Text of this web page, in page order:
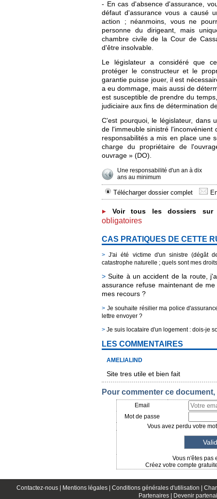
- En cas d'absence d'assurance,
défaut d'assurance vous a causé
action ; néanmoins, vous ne
personne du dirigeant, mais
chambre civile de la Cour de
d'être insolvable.
Le législateur a considéré que
protéger le constructeur et le
garantie puisse jouer, il est
a eu dommage, mais aussi de
est susceptible de prendre du
judiciaire aux fins de détermination
C'est pourquoi, le législateur, dans
de l'immeuble sinistré
responsabilités a mis en place une
charge du propriétaire de
ouvrage » (DO).
Une responsabilité d'un an à dix
ans au minimum
Télécharger dossier complet
Voir tous les dossiers
obligatoires
CAS PRATIQUES DE CETTE
> J'ai été victime d'un sinistre (dégât
catastrophe naturelle ; quels sont mes
> Suite à un accident de la route,
assurance refuse maintenant de
mes recours ?
> Je souhaite résilier ma police
lettre envoyer ?
> Je suis locataire d'un logement : dois-je
LES COMMENTAIRES
AMELIALIND
Site tres utile et bien fait
Pour commenter ce
Email
Mot de passe
Vous avez perdu votre
Vous n'êtes pas
Créez votre compte
Contactez-nous | Mentions légales | Conditions générales d'utilisation |
Partenaires |
Devenir